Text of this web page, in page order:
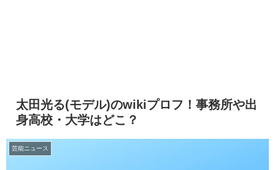
太田光る(モデル)のwikiプロフ！事務所や出
身高校・大学はどこ？
芸能ニュース